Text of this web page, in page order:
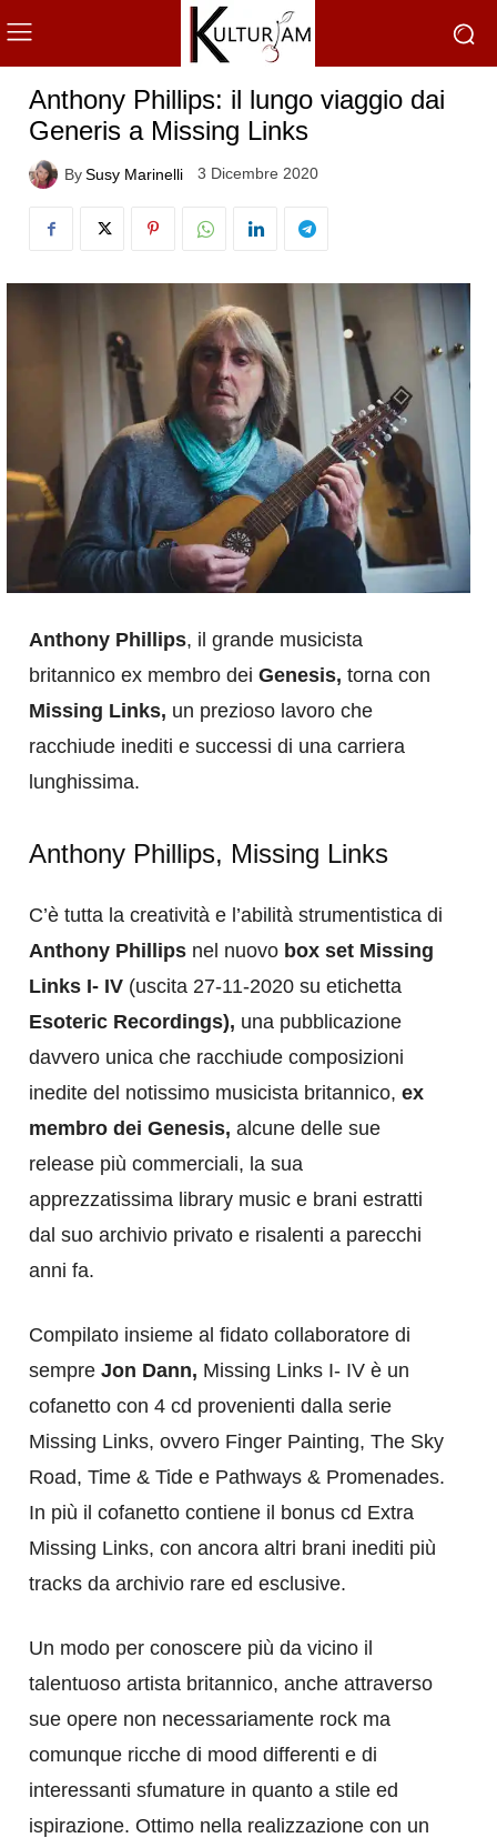
Anthony Phillips: il lungo viaggio dai
Generis a Missing Links
BySusy Marinelli 3 Dicembre 2020
Anthony Phillips, il grande musicista
britannico ex membro dei Genesis, torna con
Missing Links, un prezioso lavoro che
racchiude inediti e successi di una carriera
lunghissima.
Anthony Phillips, Missing Links
C’è tutta la creatività e l’abilità strumentistica di
Anthony Phillips nel nuovo box set Missing
Links I- IV (uscita 27-11-2020 su etichetta
Esoteric Recordings), una pubblicazione
davvero unica che racchiude composizioni
inedite del notissimo musicista britannico, ex
membro dei Genesis, alcune delle sue
release più commerciali, la sua
apprezzatissima library music e brani estratti
dal suo archivio privato e risalenti a parecchi
anni fa.
Compilato insieme al fidato collaboratore di
sempre Jon Dann, Missing Links I- IV è un
cofanetto con 4 cd provenienti dalla serie
Missing Links, ovvero Finger Painting, The Sky
Road, Time & Tide e Pathways & Promenades.
In più il cofanetto contiene il bonus cd Extra
Missing Links, con ancora altri brani inediti più
tracks da archivio rare ed esclusive.
Un modo per conoscere più da vicino il
talentuoso artista britannico, anche attraverso
sue opere non necessariamente rock ma
comunque ricche di mood differenti e di
interessanti sfumature in quanto a stile ed
ispirazione. Ottimo nella realizzazione con un